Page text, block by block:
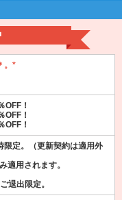
。*
OFF！
OFF！
OFF！
定。（更新契約は適用外
適用されます。
退出限定。